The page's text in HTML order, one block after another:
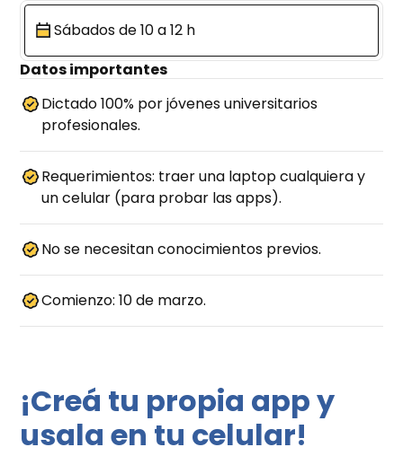
Sábados de 10 a 12 h
Datos importantes
Dictado 100% por jóvenes universitarios
profesionales.
Requerimientos: traer una laptop cualquiera y
un celular (para probar las apps).
No se necesitan conocimientos previos.
Comienzo: 10 de marzo.
¡Creá tu propia app y
usala en tu celular!